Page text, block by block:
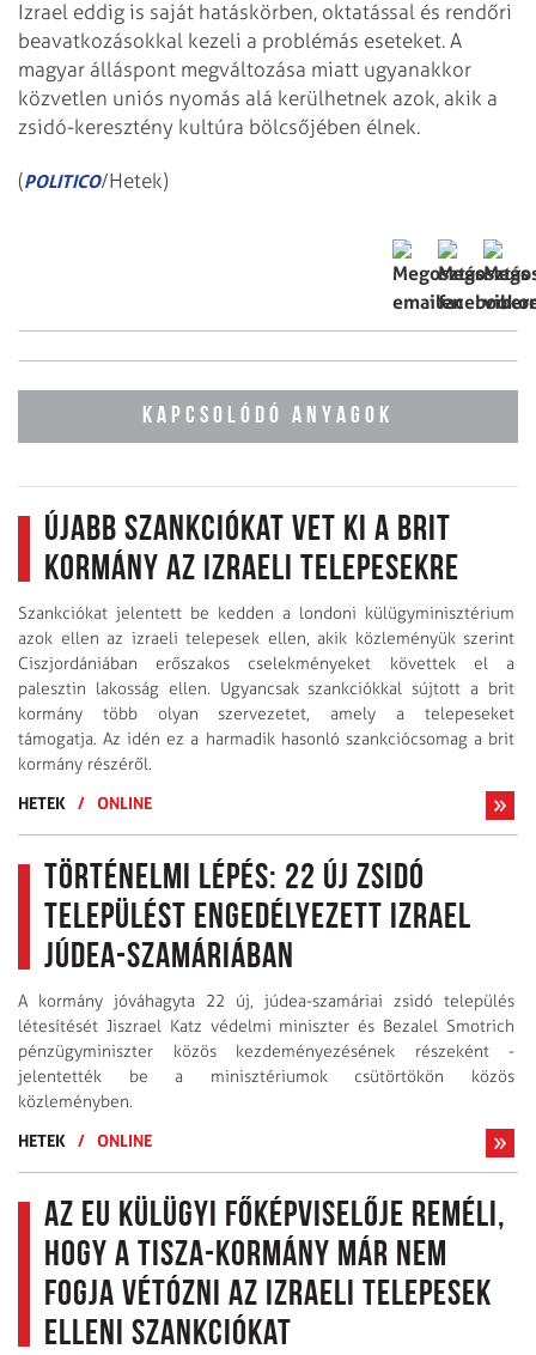
Izrael eddig is saját hatáskörben, oktatással és rendőri
beavatkozásokkal kezeli a problémás eseteket. A
magyar álláspont megváltozása miatt ugyanakkor
közvetlen uniós nyomás alá kerülhetnek azok, akik a
zsidó-keresztény kultúra bölcsőjében élnek.
(POLITICO/Hetek)
KAPCSOLÓDÓ ANYAGOK
Újabb szankciókat vet ki a brit
kormány az izraeli telepesekre
Szankciókat jelentett be kedden a londoni külügyminisztérium
azok ellen az izraeli telepesek ellen, akik közleményük szerint
Ciszjordániában erőszakos cselekményeket követtek el a
palesztin lakosság ellen. Ugyancsak szankciókkal sújtott a brit
kormány több olyan szervezetet, amely a telepeseket
támogatja. Az idén ez a harmadik hasonló szankciócsomag a brit
kormány részéről.
HETEK
/ ONLINE
Történelmi lépés: 22 új zsidó
települést engedélyezett Izrael
Júdea-Szamáriában
A kormány jóváhagyta 22 új, júdea-szamáriai zsidó település
létesítését Jiszrael Katz védelmi miniszter és Bezalel Smotrich
pénzügyminiszter közös kezdeményezésének részeként -
jelentették be a minisztériumok csütörtökön közös
közleményben.
HETEK
/ ONLINE
Az EU külügyi főképviselője reméli,
hogy a Tisza-kormány már nem
fogja vétózni az izraeli telepesek
elleni szankciókat